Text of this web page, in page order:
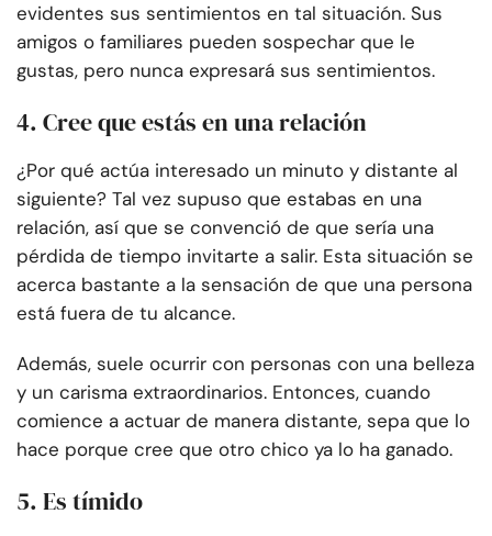
evidentes sus sentimientos en tal situación. Sus
amigos o familiares pueden sospechar que le
gustas, pero nunca expresará sus sentimientos.
4. Cree que estás en una relación
¿Por qué actúa interesado un minuto y distante al
siguiente? Tal vez supuso que estabas en una
relación, así que se convenció de que sería una
pérdida de tiempo invitarte a salir. Esta situación se
acerca bastante a la sensación de que una persona
está fuera de tu alcance.
Además, suele ocurrir con personas con una belleza
y un carisma extraordinarios. Entonces, cuando
comience a actuar de manera distante, sepa que lo
hace porque cree que otro chico ya lo ha ganado.
5. Es tímido